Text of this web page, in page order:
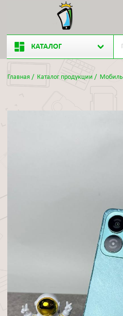
КАТАЛОГ
Главная / Каталог продукции /